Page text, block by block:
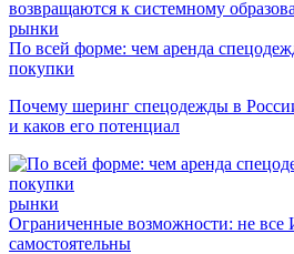
рынки
По всей форме: чем аренда
покупки
Почему шеринг спецодежды в
и каков его потенциал
рынки
Ограниченные возможности: не все
самостоятельны